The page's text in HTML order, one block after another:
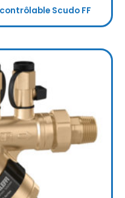
contrôlable Scudo FF